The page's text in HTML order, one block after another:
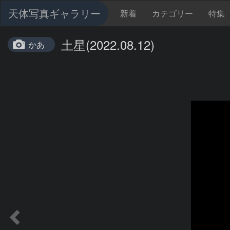
天体写真ギャラリー 新着 カテゴリー 特集
かあ 土星(2022.08.12)